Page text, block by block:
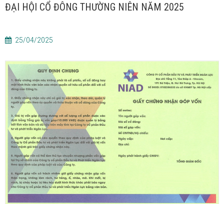
ĐẠI HỘI CỔ ĐÔNG THƯỜNG NIÊN NĂM 2025
25/04/2025